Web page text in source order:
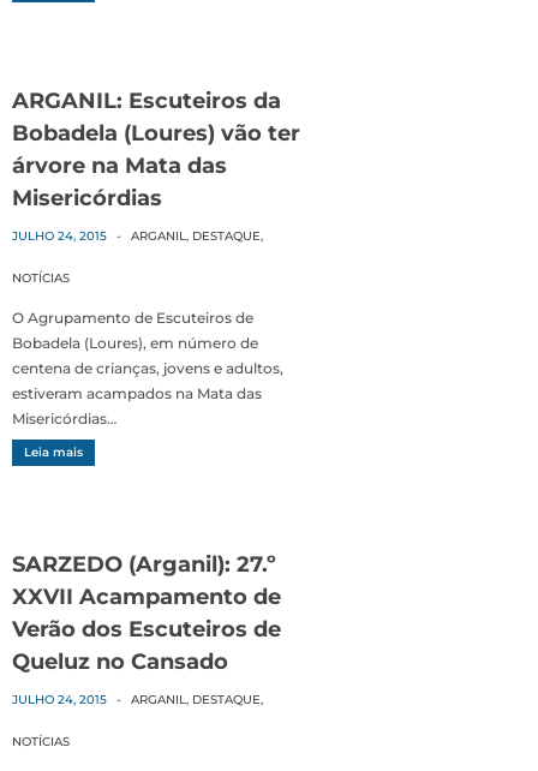
ARGANIL: Escuteiros da
Bobadela (Loures) vão ter
árvore na Mata das
Misericórdias
JULHO 24, 2015 - ARGANIL, DESTAQUE,
NOTÍCIAS
O Agrupamento de Escuteiros de
Bobadela (Loures), em número de
centena de crianças, jovens e adultos,
estiveram acampados na Mata das
Misericórdias…
Leia mais
SARZEDO (Arganil): 27.º
XXVII Acampamento de
Verão dos Escuteiros de
Queluz no Cansado
JULHO 24, 2015 - ARGANIL, DESTAQUE,
NOTÍCIAS